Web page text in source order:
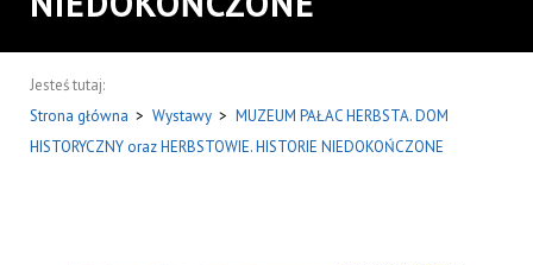
Jesteś tutaj:
Strona główna > Wystawy > MUZEUM PAŁAC HERBSTA. DOM
HISTORYCZNY oraz HERBSTOWIE. HISTORIE NIEDOKOŃCZONE